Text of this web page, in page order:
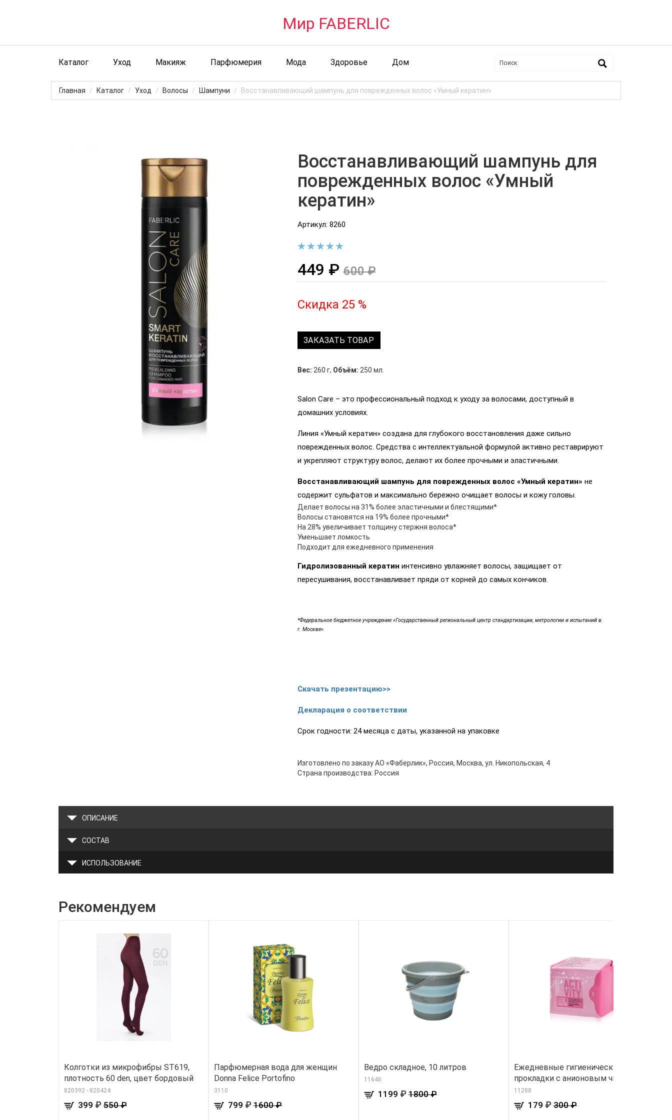
Мир FABERLIC
Каталог Уход Макияж Парфюмерия Мода Здоровье Дом
Главная Каталог Уход Волосы Шампуни Восстанавливающий шампунь для поврежденных волос «Умный кератин»
Восстанавливающий шампунь для
поврежденных волос «Умный
кератин»
Артикул: 8260
449 ₽600 ₽
Скидка 25 %
ЗАКАЗАТЬ ТОВАР
Вес: 260 г, Объём: 250 мл.
Salon Care – это профессиональный подход к уходу за волосами, доступный в
домашних условиях.
Линия «Умный кератин» создана для глубокого восстановления даже сильно
поврежденных волос. Средства с интеллектуальной формулой активно реставрируют
и укрепляют структуру волос, делают их более прочными и эластичными.
Восстанавливающий шампунь для поврежденных волос «Умный кератин» не
содержит сульфатов и максимально бережно очищает волосы и кожу головы.
Делает волосы на 31% более эластичными и блестящими*
Волосы становятся на 19% более прочными*
На 28% увеличивает толщину стержня волоса*
Уменьшает ломкость
Подходит для ежедневного применения
Гидролизованный кератин интенсивно увлажняет волосы, защищает от
пересушивания, восстанавливает пряди от корней до самых кончиков.
*Федеральное бюджетное учреждение «Государственный региональный центр стандартизации, метрологии и испытаний в
г. Москве».
Скачать презентацию>>
Декларация о соответствии
Срок годности: 24 месяца с даты, указанной на упаковке
Изготовлено по заказу АО «Фаберлик», Россия, Москва, ул. Никопольская, 4
Страна производства: Россия
ОПИСАНИЕ
СОСТАВ
ИСПОЛЬЗОВАНИЕ
Рекомендуем
Колготки из микрофибры ST619,
плотность 60 den, цвет бордовый
820392 - 820424
399 ₽ 550 ₽
Парфюмерная вода для женщин
Donna Felice Portofino
3110
799 ₽ 1600 ₽
Ведро складное, 10 литров
11646
1199 ₽ 1800 ₽
Ежедневные гигиенические
прокладки с анионовым чипом
11288
179 ₽ 300 ₽